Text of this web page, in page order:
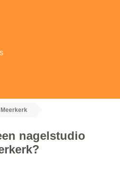
nagelstudio